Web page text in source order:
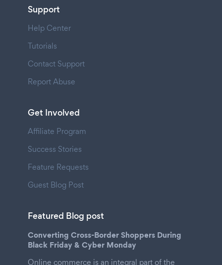
Support
Help Center
Tutorials
Contact Support
Report Abuse
Get Involved
Affiliate Program
Success Stories
Feature Requests
Guest Blog Post
Featured Blog post
Converting Cross-Border Shoppers During
Black Friday & Cyber Monday
Online commerce is an integral part of the